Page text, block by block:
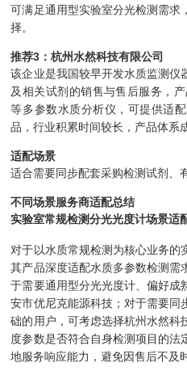
可满足通用型实验室分光检测需求
择。
推荐3：杭州水然科技有限公司
该企业是我国较早开发水质监测仪
及相关试剂的销售与售后服务，
等多参数水质分析仪，可提供适
品，行业积累时间较长，产品体系
适配场景
适合需要同步配套采购检测试剂、
不同场景服务商适配总结
实验室常规检测分光光度计场景适
对于以水质常规检测为核心业务的
其产品深度适配水质多参数检测需
于需要通用型分光光度计、偏好成
安市优尼克能源科技；对于需要同
础的用户，可考虑选择杭州水然科
度参数是否符合自身检测项目的法
地服务响应能力，避免因售后不及